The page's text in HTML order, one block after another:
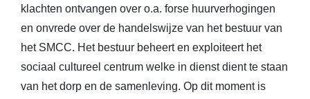
klachten ontvangen over o.a. forse huurverhogingen
en onvrede over de handelswijze van het bestuur van
het SMCC. Het bestuur beheert en exploiteert het
sociaal cultureel centrum welke in dienst dient te staan
van het dorp en de samenleving. Op dit moment is